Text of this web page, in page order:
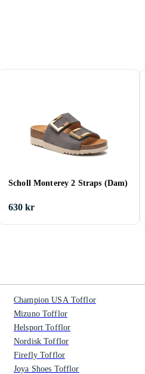
Scholl Monterey 2 Straps (Dam)
630 kr
Champion USA Tofflor
Mizuno Tofflor
Helsport Tofflor
Nordisk Tofflor
Firefly Tofflor
Joya Shoes Tofflor